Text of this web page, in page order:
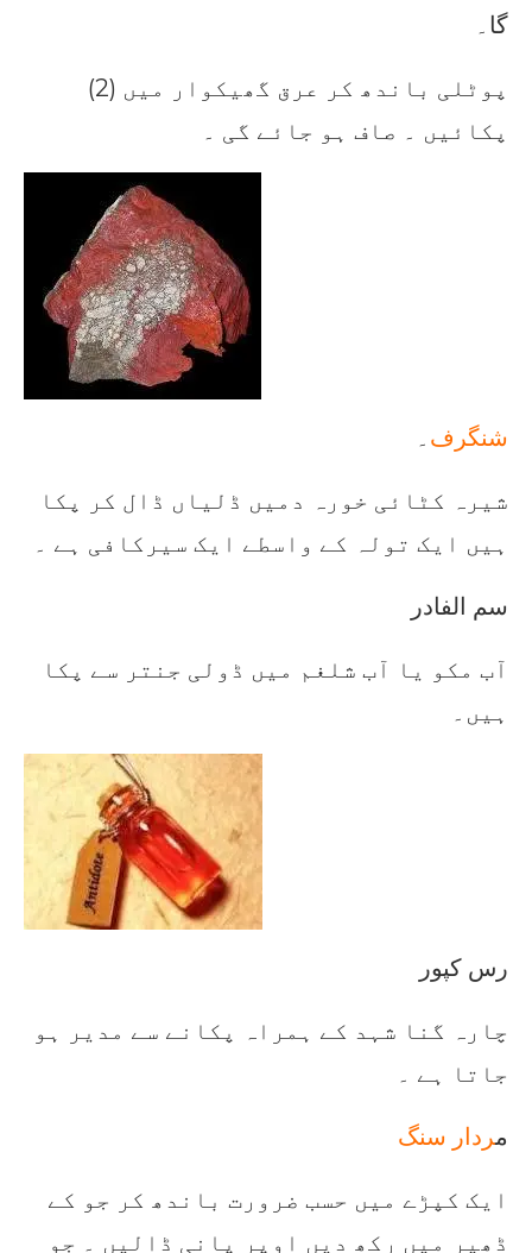
گا۔
(2) پوٹلی باندھ کر عرق گھیکوار میں
پکائیں ۔ صاف ہو جائے گی ۔
شنگرف ۔
ہیں ایک تولہ کے واسطے ایک سیرکافی ہے ۔
سم الفادر
ہیں۔
رس کپور
جاتا ہے ۔
مردار سنگ
ڈھیر میں رکھ دیں اوپر پانی ڈالیں ۔ جو